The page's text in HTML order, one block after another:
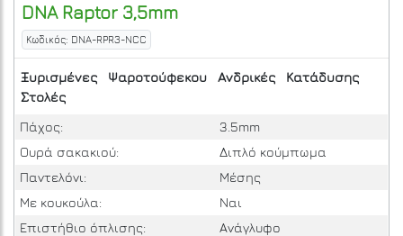
DNA Raptor 3,5mm
Κωδικός: DNA-RPR3-NCC
Ξυρισμένες Ψαροτούφεκου Ανδρικές
Κατάδυσης
Στολές
Πάχος:
3.5mm
Ουρά σακακιού:
Διπλό κούμπωμα
Παντελόνι:
Μέσης
Με κουκούλα:
Ναι
Επιστήθιο όπλισης:
Ανάγλυφο